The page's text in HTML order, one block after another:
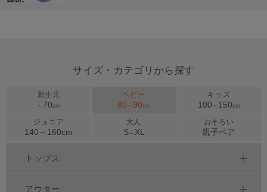
サイズ・カテゴリから探す
新生児
～ 70cm
ベビー
80 ～90cm
キッズ
100 ～ 150cm
ジュニア
140～ 160cm
大人
S～ XL
おそろい
親子ペア
トップス
アウター